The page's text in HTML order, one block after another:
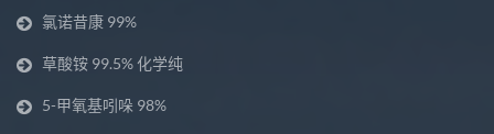
氯诺昔康 99%
草酸铵 99.5% 化学纯
5-甲氧基吲哚 98%